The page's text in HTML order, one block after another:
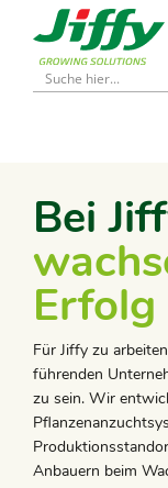
Bei
Erfolg
Für Jiffy zu
führenden
zu sein. Wir
Anbauern beim